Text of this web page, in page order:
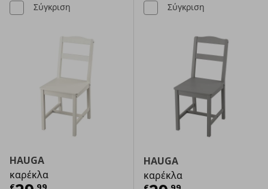
Σύγκριση
HAUGA
καρέκλα
Σύγκριση
HAUGA
καρέκλα